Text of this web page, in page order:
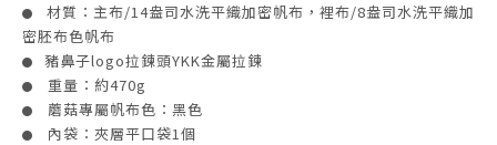
●
材質：主布/14盎司水洗平織加密帆布，裡布/8盎司水洗平織加
密胚布色帆布
● 豬鼻子logo拉鍊頭YKK金屬拉鍊
● 重量： 約470g
● 蘑菇專屬帆布色：黑色
● 內袋：夾層平口袋1個